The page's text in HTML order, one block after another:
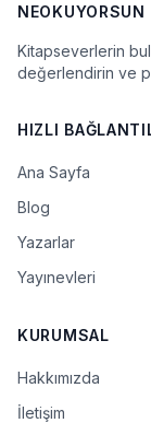
NEOKUYORSUN
Kitapseverlerin
değerlendirin ve
HIZLI
Ana Sayfa
Blog
Yazarlar
Yayınevleri
KURUMSAL
Hakkımızda
İletişim